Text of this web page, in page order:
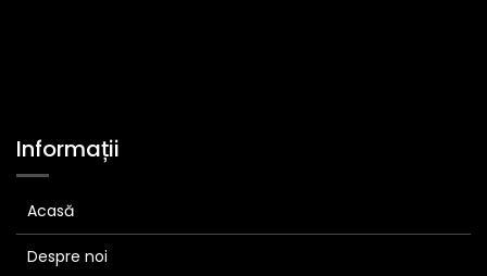
Informații
Acasă
Despre noi